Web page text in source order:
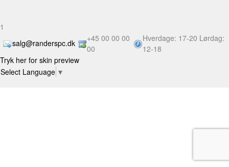
1
salg@randerspc.dk
+45 00 00 00
00
Hverdage: 17-20 Lørdag:
12-18
Tryk her for skin preview
Select Language ▼